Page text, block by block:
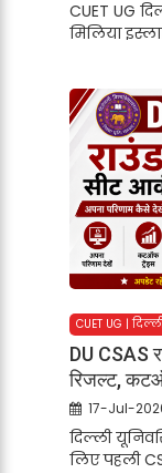
CUET UG
मिलिया
CUET UG |
DU CSAS
रिजल्ट,
17-Jul-
दिल्ली
लिए पहली